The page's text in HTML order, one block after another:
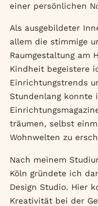
einer persönlichen
Als ausgebildeter
allem die stimmige
Raumgestaltung am
Kindheit begeistere
Einrichtungstrends
Stundenlang konnte
träumen, selbst
Wohnwelten zu
Nach meinem
Köln gründete ich
Design Studio. Hier
Kreativität bei der